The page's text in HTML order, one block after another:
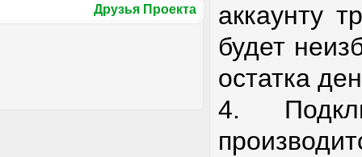
Друзья Проекта
аккаунту
будет
остатка
4.